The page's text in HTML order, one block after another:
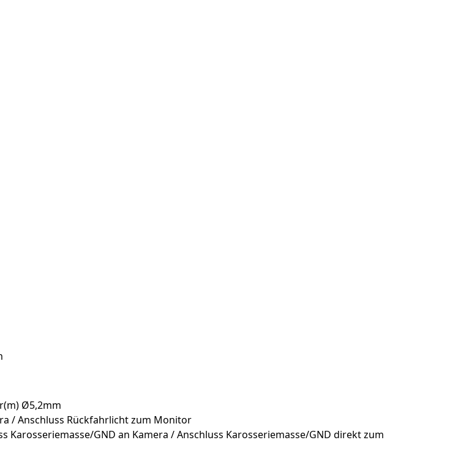
Ø5,2mm
/ Anschluss Rückfahrlicht zum Monitor
GND an Kamera / Anschluss Karosseriemasse/GND direkt zum